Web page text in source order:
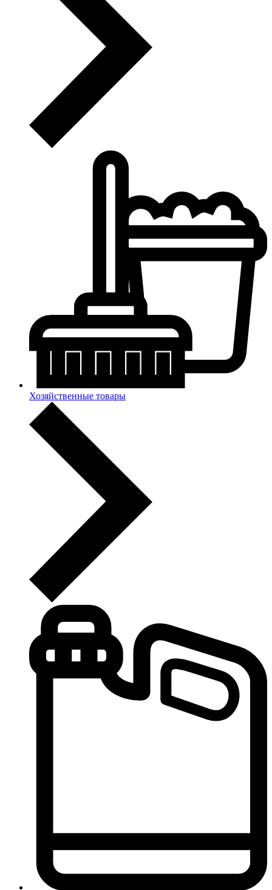
Хозяйственные товары